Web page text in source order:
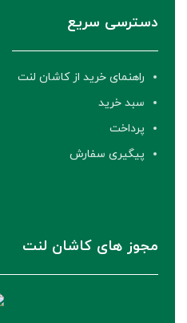
دسترسی سریع
راهنمای خرید از کاشان لنت
سبد خرید
پرداخت
پیگیری سفارش
مجوز های کاشان لنت